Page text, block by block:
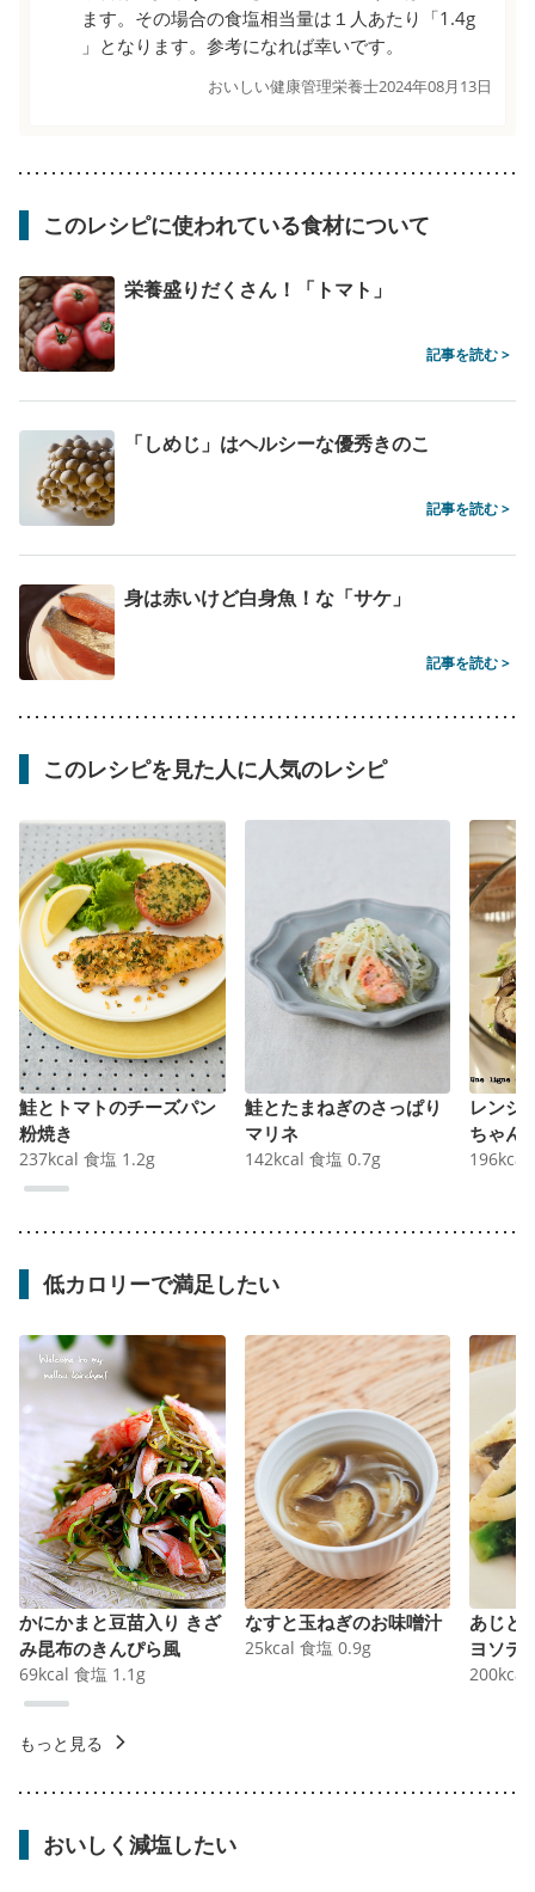
ます。その場合の食塩相当量は１人あたり「1.4g
」となります。参考になれば幸いです。
おいしい健康管理栄養士2024年08月13日
このレシピに使われている食材について
栄養盛りだくさん！「トマト」
記事を読む >
「しめじ」はヘルシーな優秀きのこ
記事を読む >
身は赤いけど白身魚！な「サケ」
記事を読む >
このレシピを見た人に人気のレシピ
鮭とトマトのチーズパン
粉焼き
237kcal 食塩 1.2g
鮭とたまねぎのさっぱり
マリネ
142kcal 食塩 0.7g
レンジ
ちゃん
196kcal
低カロリーで満足したい
かにかまと豆苗入り きざ
み昆布のきんぴら風
69kcal 食塩 1.1 g
なすと玉ねぎのお味噌汁
25kcal 食塩 0.9g
あじと
ヨソテ
200kcal
もっと見る
おいしく減塩したい